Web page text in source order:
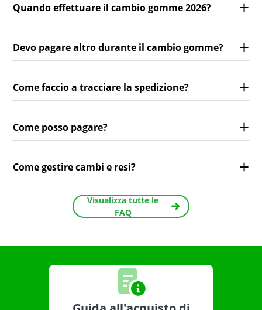
Quando effettuare il cambio gomme 2026?
Devo pagare altro durante il cambio gomme?
Come faccio a tracciare la spedizione?
Come posso pagare?
Come gestire cambi e resi?
Visualizza tutte le
FAQ